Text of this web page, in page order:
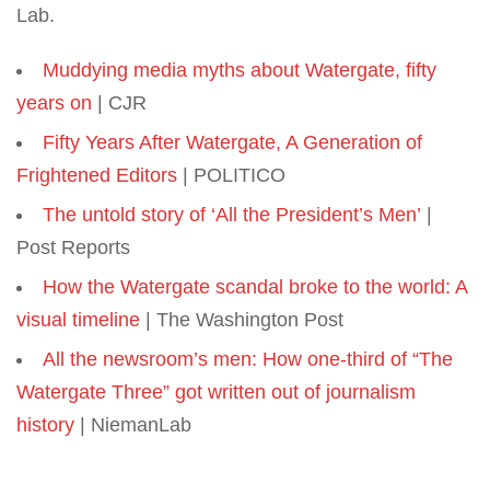
Lab.
Muddying media myths about Watergate, fifty
years on | CJR
Fifty Years After Watergate, A Generation of
Frightened Editors | POLITICO
The untold story of ‘All the President’s Men’ |
Post Reports
How the Watergate scandal broke to the world: A
visual timeline | The Washington Post
All the newsroom’s men: How one-third of “The
Watergate Three” got written out of journalism
history | NiemanLab